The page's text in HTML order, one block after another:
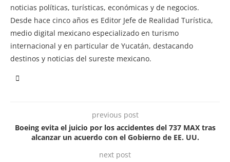
noticias políticas, turísticas, económicas y de negocios.
Desde hace cinco años es Editor Jefe de Realidad Turística,
medio digital mexicano especializado en turismo
internacional y en particular de Yucatán, destacando
destinos y noticias del sureste mexicano.
previous post
Boeing evita el juicio por los accidentes del 737 MAX tras
alcanzar un acuerdo con el Gobierno de EE. UU.
next post